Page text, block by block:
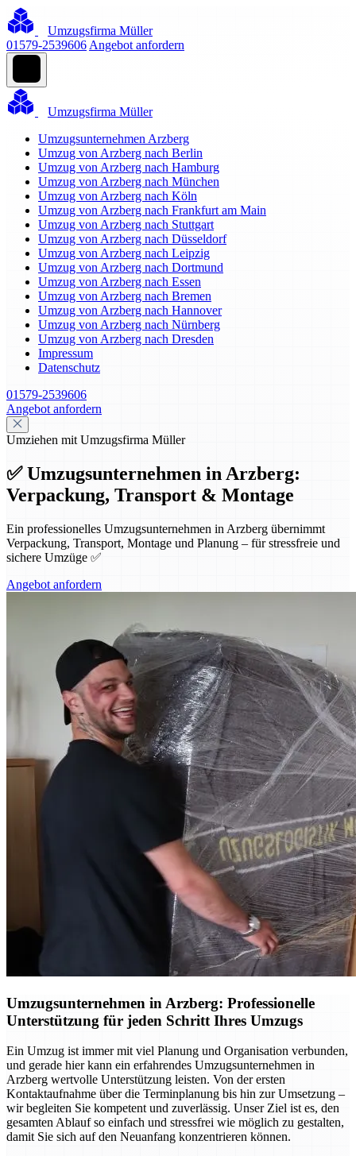
Umzugsfirma Müller
01579-2539606 Angebot anfordern
Umzugsfirma Müller
Umzugsunternehmen Arzberg
Umzug von Arzberg nach Berlin
Umzug von Arzberg nach Hamburg
Umzug von Arzberg nach München
Umzug von Arzberg nach Köln
Umzug von Arzberg nach Frankfurt am Main
Umzug von Arzberg nach Stuttgart
Umzug von Arzberg nach Düsseldorf
Umzug von Arzberg nach Leipzig
Umzug von Arzberg nach Dortmund
Umzug von Arzberg nach Essen
Umzug von Arzberg nach Bremen
Umzug von Arzberg nach Hannover
Umzug von Arzberg nach Nürnberg
Umzug von Arzberg nach Dresden
Impressum
Datenschutz
01579-2539606
Angebot anfordern
Umziehen mit Umzugsfirma Müller
✅ Umzugsunternehmen in Arzberg:
Verpackung, Transport & Montage
Ein professionelles Umzugsunternehmen in Arzberg übernimmt
Verpackung, Transport, Montage und Planung – für stressfreie und
sichere Umzüge ✅
Angebot anfordern
Umzugsunternehmen in Arzberg: Professionelle
Unterstützung für jeden Schritt Ihres Umzugs
Ein Umzug ist immer mit viel Planung und Organisation verbunden,
und gerade hier kann ein erfahrendes Umzugsunternehmen in
Arzberg wertvolle Unterstützung leisten. Von der ersten
Kontaktaufnahme über die Terminplanung bis hin zur Umsetzung –
wir begleiten Sie kompetent und zuverlässig. Unser Ziel ist es, den
gesamten Ablauf so einfach und stressfrei wie möglich zu gestalten,
damit Sie sich auf den Neuanfang konzentrieren können.